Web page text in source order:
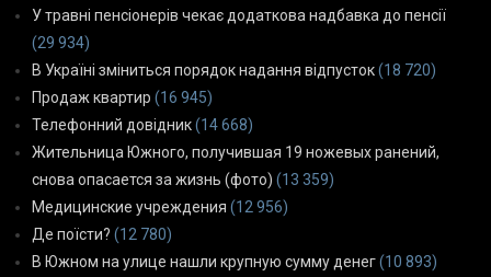
У травні пенсіонерів чекає додаткова надбавка до пенсії
(29 934)
В Україні зміниться порядок надання відпусток(18 720)
Продаж квартир (16 945)
Телефонний довідник(14 668)
Жительница Южного, получившая 19 ножевых ранений,
снова опасается за жизнь (фото) (13 359)
Медицинские учреждения (12 956)
Де поїсти? (12 780)
В Южном на улице нашли крупную сумму денег(10 893)